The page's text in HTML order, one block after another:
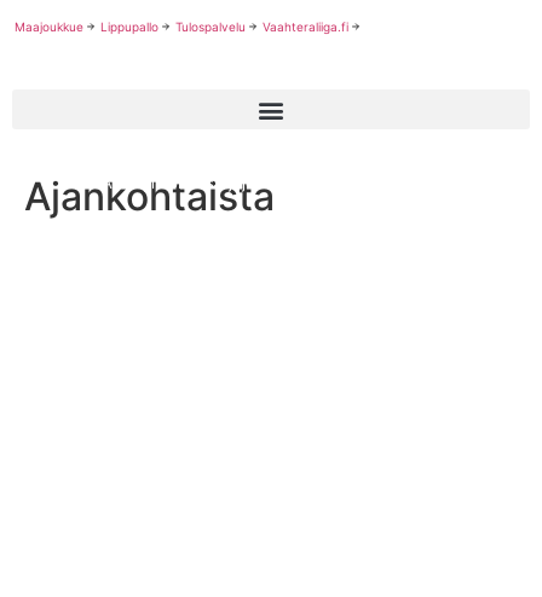
Maajoukkue Lippupallo Tulospalvelu Vaahteraliiga.fi
Ajankohtaista
NCAA:n yliopistosarjojen suomalaispelaajat Bowl-otteluissa.